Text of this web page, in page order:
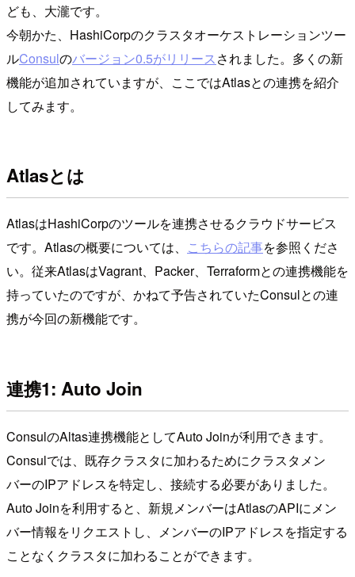
ども、大瀧です。
今朝かた、HashiCorpのクラスタオーケストレーションツー
ルConsulのバージョン0.5がリリース されました。多くの新
機能が追加されていますが、ここではAtlasとの連携を紹介
してみます。
Atlasとは
AtlasはHashiCorpのツールを連携させるクラウドサービス
です。Atlasの概要については、 こちらの記事を参照くださ
い。従来AtlasはVagrant、Packer、Terraformとの連携機能を
持っていたのですが、かねて予告されていたConsulとの連
携が今回の新機能です。
連携1: Auto Join
ConsulのAltas連携機能としてAuto Joinが利用できます。
Consulでは、既存クラスタに加わるためにクラスタメン
バーのIPアドレスを特定し、接続する必要がありました。
Auto Joinを利用すると、新規メンバーはAtlasのAPIにメン
バー情報をリクエストし、メンバーのIPアドレスを指定する
ことなくクラスタに加わることができます。